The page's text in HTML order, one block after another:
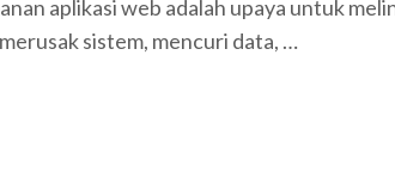
aplikasi web adalah upaya untuk
sistem, mencuri data, …